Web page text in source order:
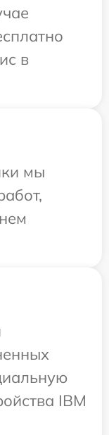
в
мы
IBM